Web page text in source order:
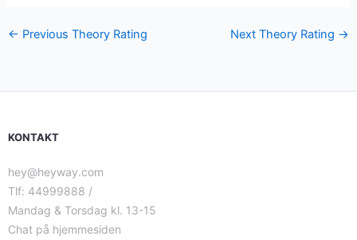
← Previous Theory Rating Next Theory Rating →
KONTAKT
hey@heyway.com
Tlf: 44999888 /
Mandag & Torsdag kl. 13-15
Chat på hjemmesiden